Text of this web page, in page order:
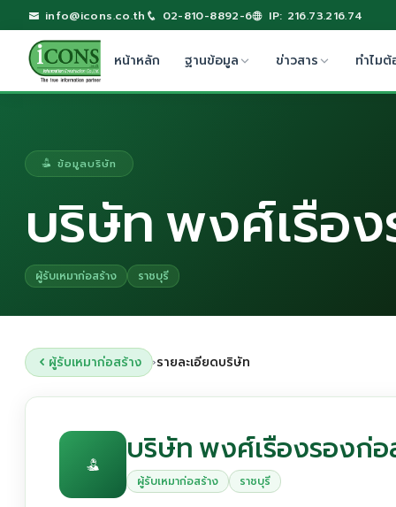
info@icons.co.th 02-810-8892-6 IP: 216.73.216.74
หน้าหลัก ฐานข้อมูล ข่าวสาร ทำไมต้
ข้อมูลบริษัท
บริษัท พงศ์เรือ
ผู้รับเหมาก่อสร้าง ราชบุรี
ผู้รับเหมาก่อสร้าง ›รายละเอียดบริษัท
บริษัท พงศ์เรืองรองก่อ
ผู้รับเหมาก่อสร้าง ราชบุรี